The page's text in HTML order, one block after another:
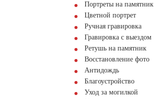
Портреты на памятник
Цветной портрет
Ручная гравировка
Гравировка с выездом
Ретушь на памятник
Восстановление фото
Антидождь
Благоустройство
Уход за могилкой